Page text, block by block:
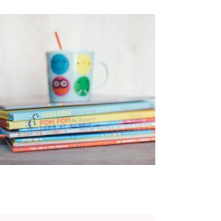
Conseil Municipal
de l'air Economie locale Associations